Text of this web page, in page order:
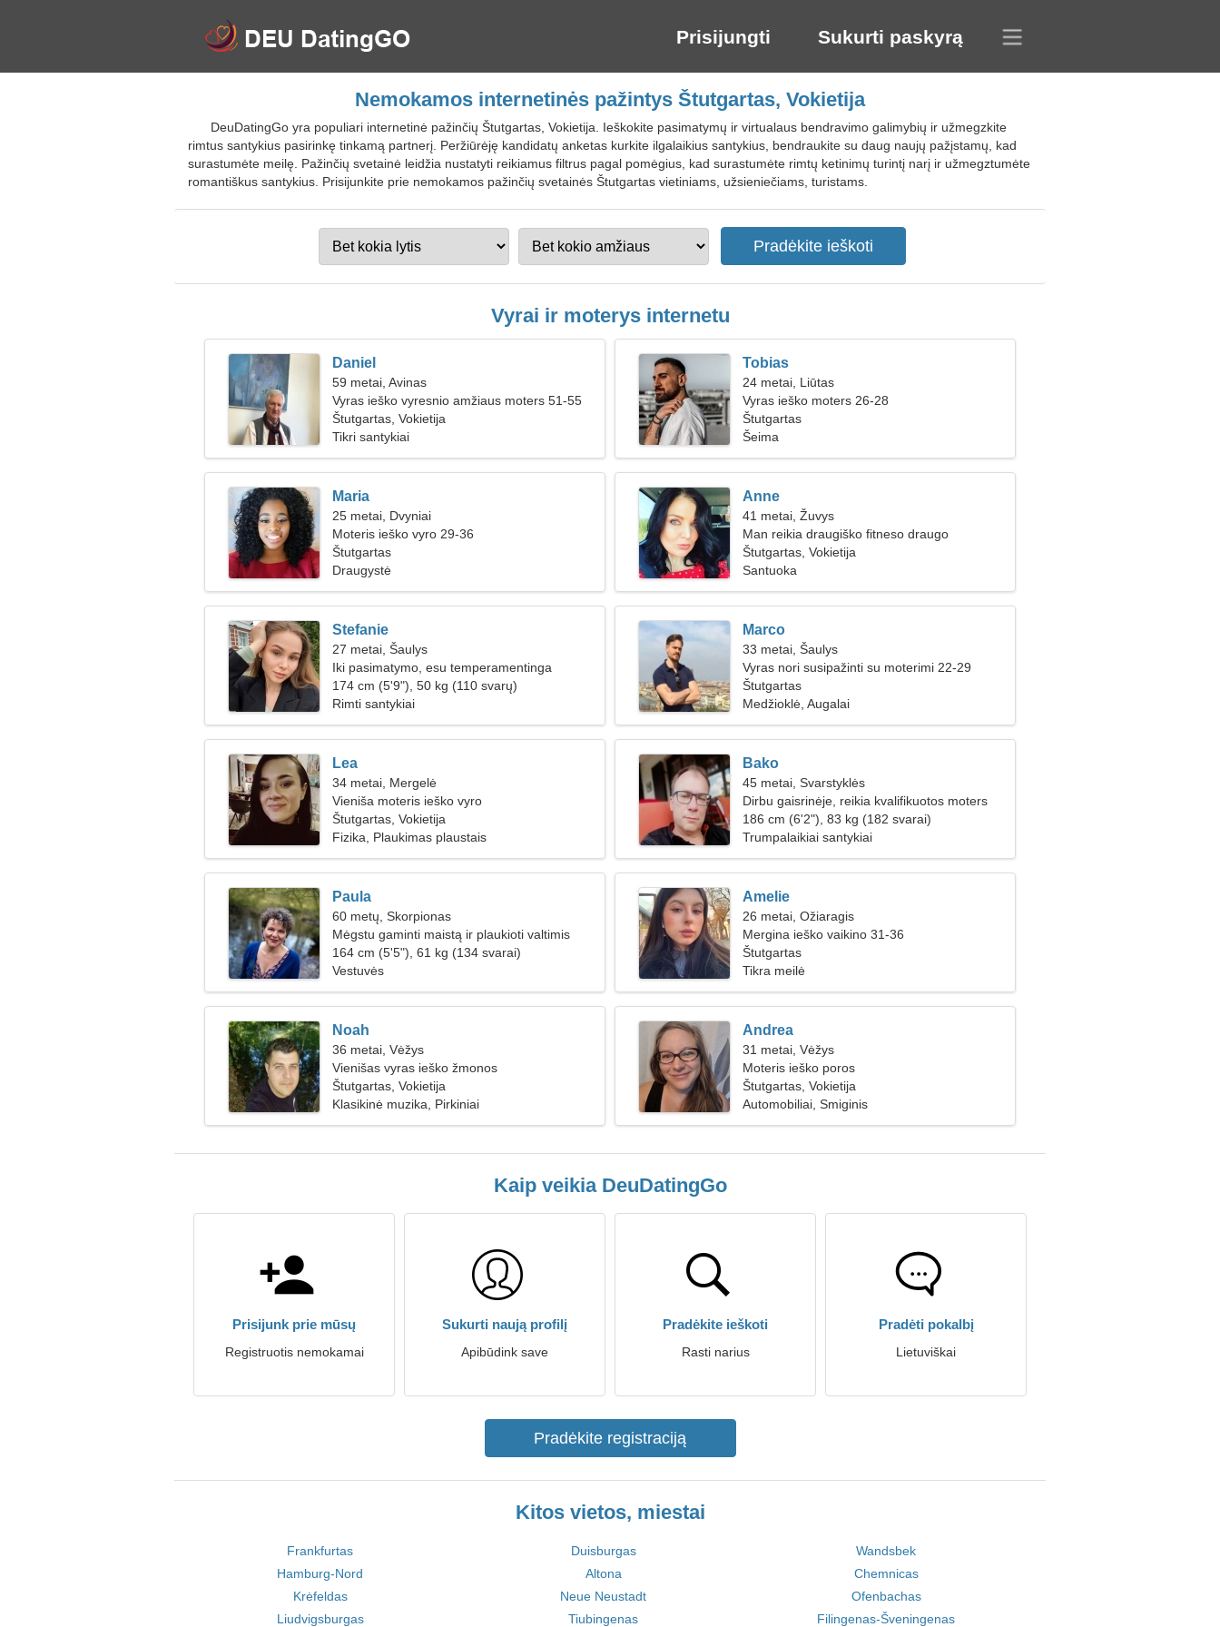
Prisijungti Sukurti paskyrą
Nemokamos internetinės pažintys Štutgartas, Vokietija
DeuDatingGo yra populiari internetinė pažinčių Štutgartas, Vokietija. Ieškokite pasimatymų ir virtualaus bendravimo galimybių ir užmegzkite
rimtus santykius pasirinkę tinkamą partnerį. Peržiūrėję kandidatų anketas kurkite ilgalaikius santykius, bendraukite su daug naujų pažįstamų, kad
surastumėte meilę. Pažinčių svetainė leidžia nustatyti reikiamus filtrus pagal pomėgius, kad surastumėte rimtų ketinimų turintį narį ir užmegztumėte
romantiškus santykius. Prisijunkite prie nemokamos pažinčių svetainės Štutgartas vietiniams, užsieniečiams, turistams.
Vyrai ir moterys internetu
Daniel
59 metai, Avinas
Vyras ieško vyresnio amžiaus moters 51-55
Štutgartas, Vokietija
Tikri santykiai
Tobias
24 metai, Liūtas
Vyras ieško moters 26-28
Štutgartas
Šeima
Maria
25 metai, Dvyniai
Moteris ieško vyro 29-36
Štutgartas
Draugystė
Anne
41 metai, Žuvys
Man reikia draugiško fitneso draugo
Štutgartas, Vokietija
Santuoka
Stefanie
27 metai, Šaulys
Iki pasimatymo, esu temperamentinga
moteris
174 cm (5'9"), 50 kg (110 svarų)
Rimti santykiai
Marco
33 metai, Šaulys
Vyras nori susipažinti su moterimi 22-29
Štutgartas
Medžioklė, Augalai
Lea
34 metai, Mergelė
Vieniša moteris ieško vyro
Štutgartas, Vokietija
Fizika, Plaukimas plaustais
Bako
45 metai, Svarstyklės
Dirbu gaisrinėje, reikia kvalifikuotos moters
186 cm (6'2"), 83 kg (182 svarai)
Trumpalaikiai santykiai
Paula
60 metų, Skorpionas
Mėgstu gaminti maistą ir plaukioti valtimis
164 cm (5'5"), 61 kg (134 svarai)
Vestuvės
Amelie
26 metai, Ožiaragis
Mergina ieško vaikino 31-36
Štutgartas
Tikra meilė
Noah
36 metai, Vėžys
Vienišas vyras ieško žmonos
Štutgartas, Vokietija
Klasikinė muzika, Pirkiniai
Andrea
31 metai, Vėžys
Moteris ieško poros
Štutgartas, Vokietija
Automobiliai, Smiginis
Kaip veikia DeuDatingGo
Prisijunk prie mūsų
Registruotis nemokamai
Sukurti naują profilį
Apibūdink save
Pradėkite ieškoti
Rasti narius
Pradėti pokalbį
Lietuviškai
Pradėkite registraciją
Kitos vietos, miestai
Frankfurtas Duisburgas
Wandsbek
Hamburg-Nord
Altona
Chemnicas
Krėfeldas
Neue Neustadt
Ofenbachas
Liudvigsburgas
Tiubingenas Filingenas-Šveningenas